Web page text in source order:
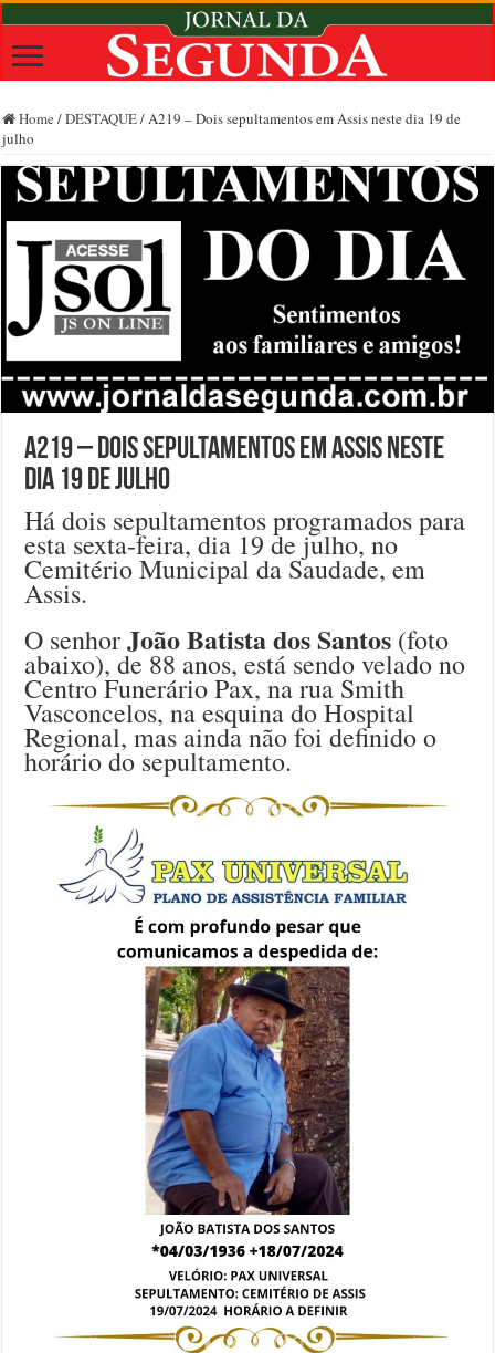
Home /DESTAQUE/A219 – Dois sepultamentos em Assis neste dia 19 de
julho
A219 – Dois sepultamentos em Assis neste
dia 19 de julho
Há dois sepultamentos programados para
esta sexta-feira, dia 19 de julho, no
Cemitério Municipal da Saudade, em
Assis.
O senhorJoão Batista dos Santos (foto
abaixo), de 88 anos, está sendo velado no
Centro Funerário Pax, na rua Smith
Vasconcelos, na esquina do Hospital
Regional, mas ainda não foi definido o
horário do sepultamento.